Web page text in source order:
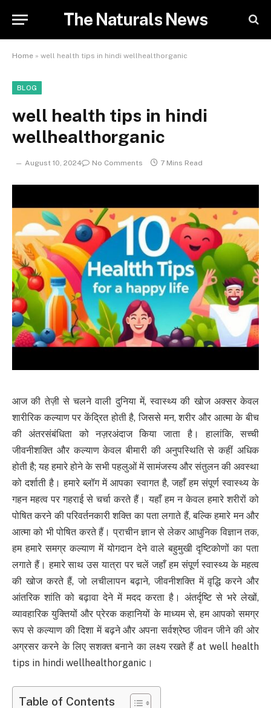
The Naturals News
Home » well health tips in hindi wellhealthorganic
BLOG
well health tips in hindi
wellhealthorganic
August 10, 2024 No Comments 7 Mins Read
आज की तेज़ी से चलने वाली दुनिया में, स्वास्थ्य की खोज अक्सर केवल
शारीरिक कल्याण पर केंद्रित होती है, जिससे मन, शरीर और आत्मा के बीच
की अंतरसंबंधिता को नज़रअंदाज किया जाता है। हालांकि, सच्ची
जीवनीशक्ति और कल्याण केवल बीमारी की अनुपस्थिति से कहीं अधिक
होती है; यह हमारे होने के सभी पहलुओं में सामंजस्य और संतुलन की अवस्था
को दर्शाती है। हमारे ब्लॉग में आपका स्वागत है, जहाँ हम संपूर्ण स्वास्थ्य के
गहन महत्व पर गहराई से चर्चा करते हैं। यहाँ हम न केवल हमारे शरीरों को
पोषित करने की परिवर्तनकारी शक्ति का पता लगाते हैं, बल्कि हमारे मन और
आत्मा को भी पोषित करते हैं। प्राचीन ज्ञान से लेकर आधुनिक विज्ञान तक,
हम हमारे समग्र कल्याण में योगदान देने वाले बहुमुखी दृष्टिकोणों का पता
लगाते हैं। हमारे साथ उस यात्रा पर चलें जहाँ हम संपूर्ण स्वास्थ्य के महत्व
की खोज करते हैं, जो लचीलापन बढ़ाने, जीवनीशक्ति में वृद्धि करने और
आंतरिक शांति को बढ़ावा देने में मदद करता है। अंतर्दृष्टि से भरे लेखों,
व्यावहारिक युक्तियों और प्रेरक कहानियों के माध्यम से, हम आपको समग्र
रूप से कल्याण की दिशा में बढ़ने और अपना सर्वश्रेष्ठ जीवन जीने की ओर
अग्रसर करने के लिए सशक्त बनाने का लक्ष्य रखते हैं at well health
tips in hindi wellhealthorganic।
Table of Contents